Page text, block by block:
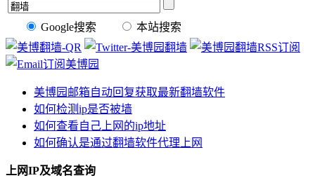
Google搜索 本站搜索
美博园邮箱自动回复获取最新翻墙软件
如何检测ip是否被墙
如何查看自己上网的ip地址
如何确认是通过翻墙软件代理上网
上网IP及域名查询